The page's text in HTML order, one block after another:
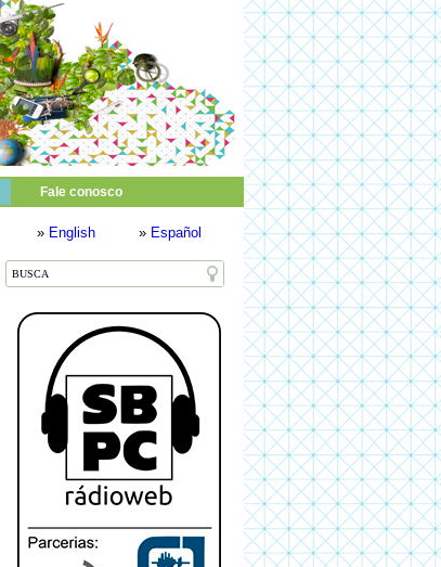
Fale conosco
» English » Español